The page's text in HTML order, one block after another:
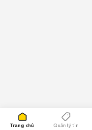
Trang chủ Quản lý tin